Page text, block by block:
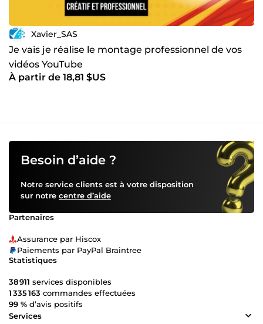
Xavier_SAS
Je vais je réalise le montage professionnel de vos
vidéos YouTube
À partir de 18,81 $US
Besoin d’aide ?
Notre service clients est à votre disposition
sur notre centre d’aide
Partenaires
Assurance par Hiscox
Paiements par PayPal Braintree
Statistiques
38 911 services disponibles
1 335 163 commandes effectuées
99 % d’avis positifs
Services